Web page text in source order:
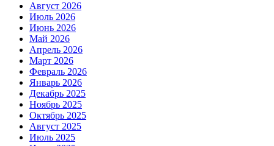
Август 2026
Июль 2026
Июнь 2026
Май 2026
Апрель 2026
Март 2026
Февраль 2026
Январь 2026
Декабрь 2025
Ноябрь 2025
Октябрь 2025
Август 2025
Июль 2025